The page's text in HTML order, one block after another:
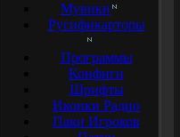
Мувики
Русификарторы
Программы
Конфиги
Шрифты
Иконки Радио
Паки Игроков